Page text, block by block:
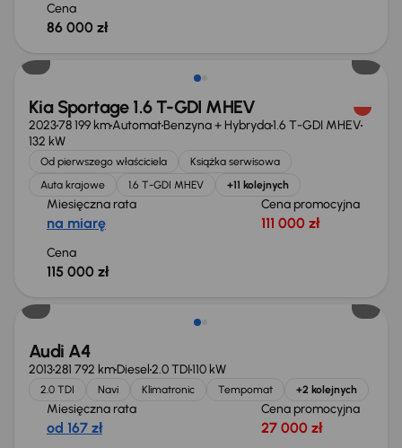
Cena
86 000 zł
Możliwość odliczenia VAT
Kia Sportage 1.6 T-GDI MHEV
202378 199 kmAutomatBenzyna + Hybryda1.6 T-GDI MHEV
132 kW
Od pierwszego właściciela
Książka serwisowa
Auta krajowe
1.6 T-GDI MHEV +11 kolejnych
Miesięczna rata
na miarę
Cena promocyjna
111 000 zł
Cena
115 000 zł
Audi A4
2013281 792 kmDiesel2.0 TDI110 kW
2.0 TDI Navi Klimatronic Tempomat +2 kolejnych
Miesięczna rata
od 167 zł
Cena promocyjna
27 000 zł